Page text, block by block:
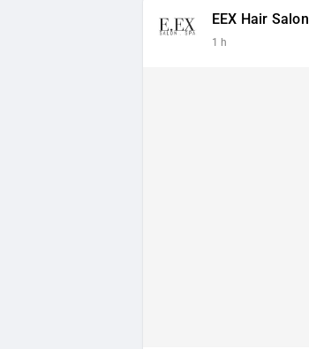
EEX Hair Salon
1 h